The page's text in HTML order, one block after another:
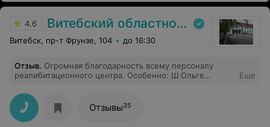
4.6 Витебский областной клинический центр медицинской реабилитации для инвалидов, ветеранов боевых действий на территории других государств
Витебск, пр-т Фрунзе, 104 до 16:30
Отзыв. Огромная благодарность всему персоналу
реалибитационного центра. Особенно: Ш Ольге
Врачу ЛФК Л Екатерине Викторовне, Инструктору
Алёне и Медсестрам. Огромное вам спасибо
Коллектив палаты 214
Еще
Отзывы35